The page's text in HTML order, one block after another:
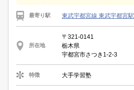
最寄り駅 東武宇都宮線 東武宇都宮駅
所在地
〒321-0141
栃木県
宇都宮市さつき1-2-3
特徴 大手学習塾